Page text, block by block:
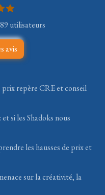
utilisateurs
avis
repère CRE et conseil
si les Shadoks nous
les hausses de prix et
sur la créativité, la